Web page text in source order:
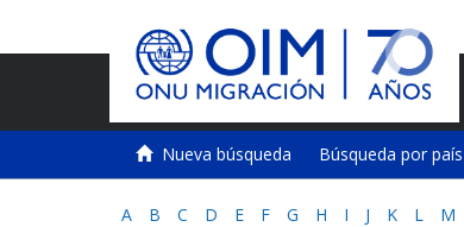
Nueva búsqueda Búsqueda por país
A B C D E F G H I J K L M